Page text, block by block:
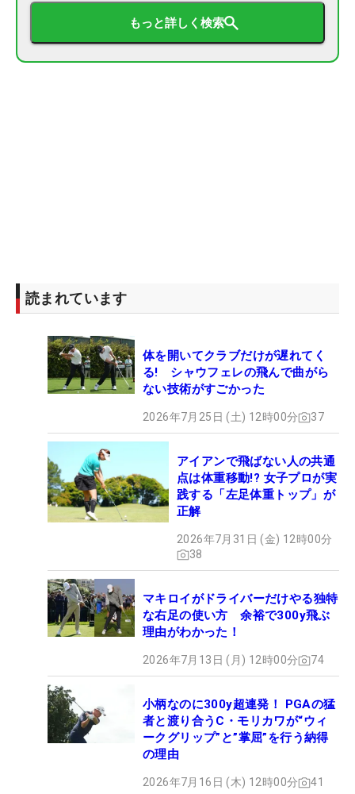
もっと詳しく検索
読まれています
体を開いてクラブだけが遅れてく
る! シャウフェレの飛んで曲がら
ない技術がすごかった
2026年7月25日 (土) 12時00分 37
アイアンで飛ばない人の共通
点は体重移動!? 女子プロが実
践する「左足体重トップ」が
正解
2026年7月31日 (金) 12時00分
38
マキロイがドライバーだけやる独特
な右足の使い方 余裕で300y飛ぶ
理由がわかった！
2026年7月13日 (月) 12時00分 74
小柄なのに300y超連発！ PGAの猛
者と渡り合うC・モリカワが“ウィ
ークグリップ”と”掌屈”を行う納得
の理由
2026年7月16日 (木) 12時00分 41